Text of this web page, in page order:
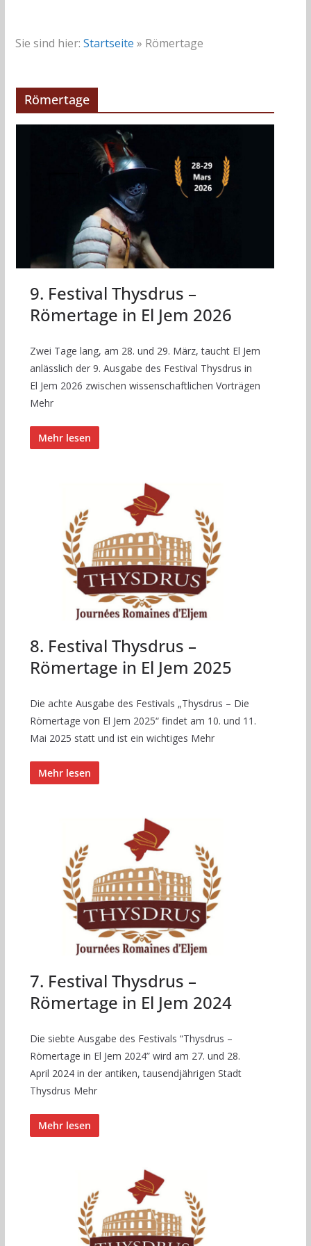
Sie sind hier: Startseite » Römertage
Römertage
9. Festival Thysdrus –
Römertage in El Jem 2026
Zwei Tage lang, am 28. und 29. März, taucht El Jem
anlässlich der 9. Ausgabe des Festival Thysdrus in
El Jem 2026 zwischen wissenschaftlichen Vorträgen
Mehr
Mehr lesen
8. Festival Thysdrus –
Römertage in El Jem 2025
Die achte Ausgabe des Festivals „Thysdrus – Die
Römertage von El Jem 2025“ findet am 10. und 11.
Mai 2025 statt und ist ein wichtiges Mehr
Mehr lesen
7. Festival Thysdrus –
Römertage in El Jem 2024
Die siebte Ausgabe des Festivals “Thysdrus –
Römertage in El Jem 2024” wird am 27. und 28.
April 2024 in der antiken, tausendjährigen Stadt
Thysdrus Mehr
Mehr lesen